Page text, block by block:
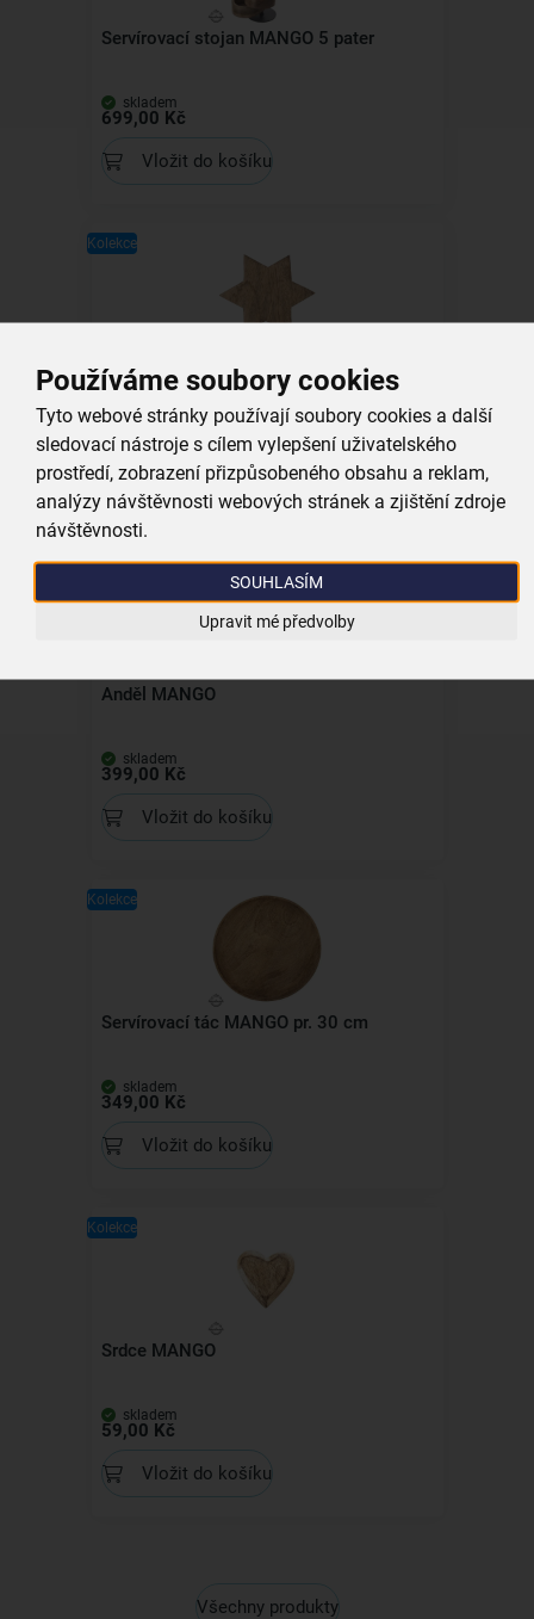
Používáme soubory cookies
Tyto webové stránky používají soubory cookies a další
sledovací nástroje s cílem vylepšení uživatelského
prostředí, zobrazení přizpůsobeného obsahu a reklam,
analýzy návštěvnosti webových stránek a zjištění zdroje
návštěvnosti.
SOUHLASÍM
Upravit mé předvolby
Servírovací stojan MANGO 5 pater
skladem
699,00 Kč
Vložit do košíku
Kolekce
Podtácek MANGO hvězda
59,00 Kč
Vložit do košíku
Anděl MANGO
skladem
399,00 Kč
Vložit do košíku
Kolekce
Servírovací tác MANGO pr. 30 cm
skladem
349,00 Kč
Vložit do košíku
Kolekce
Srdce MANGO
skladem
59,00 Kč
Vložit do košíku
Všechny produkty